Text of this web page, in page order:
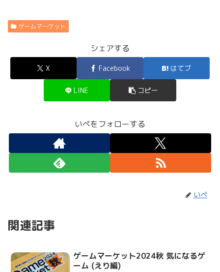
ゲームマーケット
シェアする
X Facebook はてブ
LINE コピー
いぺをフォローする
いぺ
関連記事
ゲームマーケット2024秋 気になるゲ
ーム (えり編)